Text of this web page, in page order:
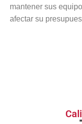
mantener sus
afectar su